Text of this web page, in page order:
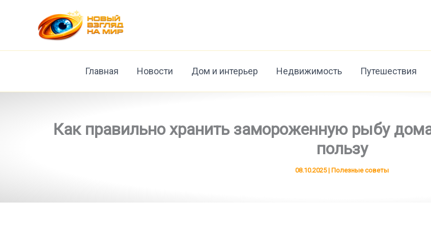
содержимому
Главная Новости Дом и интерьер Недвижимость Путешествия
Как правильно хранить замороженную рыбу
пользу
08.10.2025| Полезные советы